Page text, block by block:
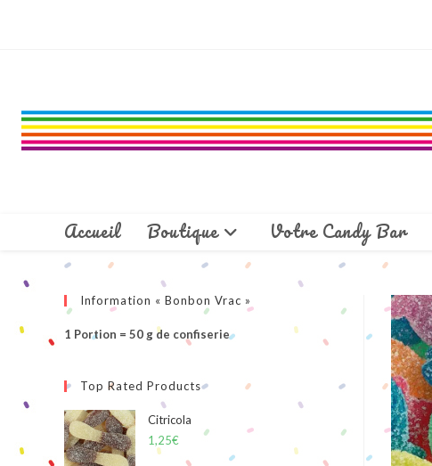
Accueil Boutique Votre Candy Bar
Information « Bonbon Vrac »
1 Portion = 50 g de confiserie
Top Rated Products
Citricola
1,25€